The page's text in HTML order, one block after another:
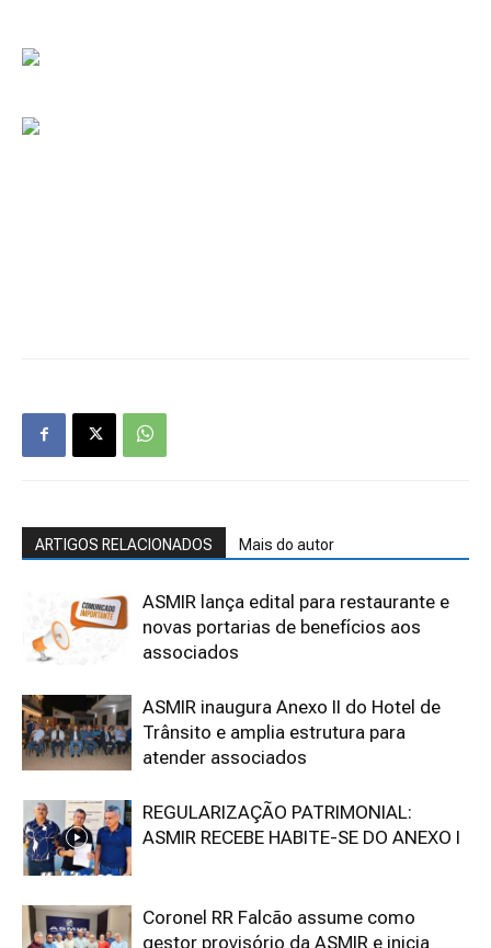
ARTIGOS RELACIONADOS Mais do autor
ASMIR lança edital para restaurante e
novas portarias de benefícios aos
associados
ASMIR inaugura Anexo II do Hotel de
Trânsito e amplia estrutura para
atender associados
REGULARIZAÇÃO PATRIMONIAL:
ASMIR RECEBE HABITE-SE DO ANEXO I
Coronel RR Falcão assume como
gestor provisório da ASMIR e inicia